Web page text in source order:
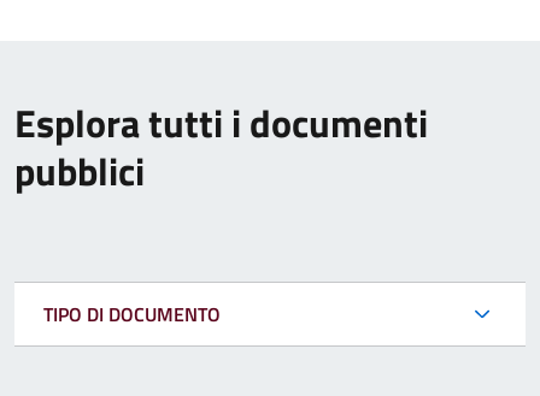
Esplora tutti i documenti
pubblici
TIPO DI DOCUMENTO